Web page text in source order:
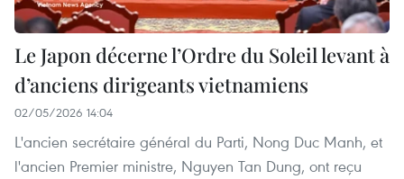
Le Japon décerne l’Ordre du Soleil levant à
d’anciens dirigeants vietnamiens
02/05/2026 14:04
L'ancien secrétaire général du Parti, Nong Duc Manh, et
l'ancien Premier ministre, Nguyen Tan Dung, ont reçu